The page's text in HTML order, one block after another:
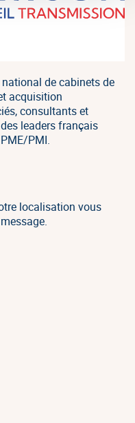
national de cabinets de
acquisition
consultants et
leaders français
PMI.
localisation vous